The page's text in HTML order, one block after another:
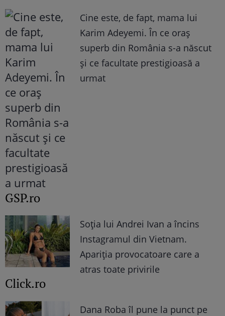
Cine este, de fapt, mama lui
Karim Adeyemi. În ce oraș
superb din România s-a născut
și ce facultate prestigioasă a
urmat
GSP.ro
Soția lui Andrei Ivan a încins
Instagramul din Vietnam.
Apariția provocatoare care a
atras toate privirile
Click.ro
Dana Roba îl pune la punct pe